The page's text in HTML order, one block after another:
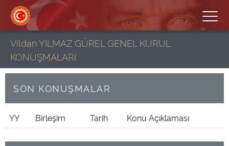
Vildan YILMAZ GÜREL GENEL KURUL
KONUŞMALARI
SON KONUŞMALAR
YY Birleşim Tarih Konu Açıklaması